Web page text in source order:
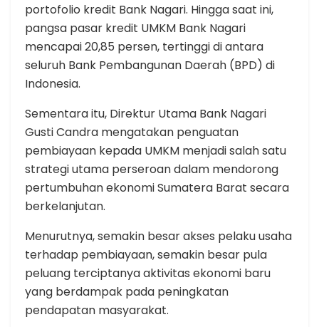
portofolio kredit Bank Nagari. Hingga saat ini,
pangsa pasar kredit UMKM Bank Nagari
mencapai 20,85 persen, tertinggi di antara
seluruh Bank Pembangunan Daerah (BPD) di
Indonesia.
Sementara itu, Direktur Utama Bank Nagari
Gusti Candra mengatakan penguatan
pembiayaan kepada UMKM menjadi salah satu
strategi utama perseroan dalam mendorong
pertumbuhan ekonomi Sumatera Barat secara
berkelanjutan.
Menurutnya, semakin besar akses pelaku usaha
terhadap pembiayaan, semakin besar pula
peluang terciptanya aktivitas ekonomi baru
yang berdampak pada peningkatan
pendapatan masyarakat.